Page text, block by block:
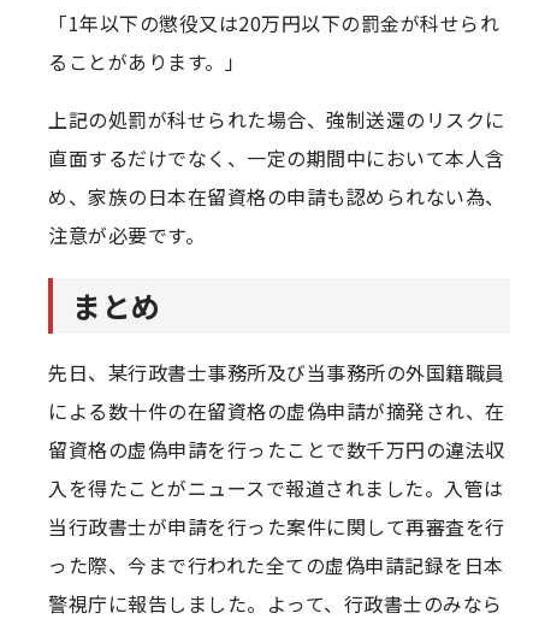
「1年以下の懲役又は20万円以下の罰金が科せられ
ることがあります。」
上記の処罰が科せられた場合、強制送還のリスクに
直面するだけでなく、一定の期間中において本人含
め、家族の日本在留資格の申請も認められない為、
注意が必要です。
まとめ
先日、某行政書士事務所及び当事務所の外国籍職員
による数十件の在留資格の虚偽申請が摘発され、在
留資格の虚偽申請を行ったことで数千万円の違法収
入を得たことがニュースで報道されました。入管は
当行政書士が申請を行った案件に関して再審査を行
った際、今まで行われた全ての虚偽申請記録を日本
警視庁に報告しました。よって、行政書士のみなら